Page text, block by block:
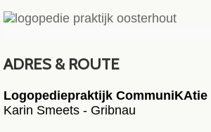
ADRES & ROUTE
Logopediepraktijk CommuniKAtie
Karin Smeets - Gribnau